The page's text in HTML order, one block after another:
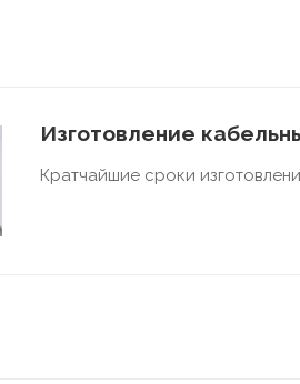
Изготовление
Кратчайшие сроки